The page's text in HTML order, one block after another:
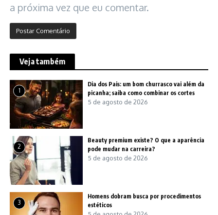
a próxima vez que eu comentar.
Veja também
1
Dia dos Pais: um bom churrasco vai além da
picanha; saiba como combinar os cortes
5 de agosto de 2026
2
Beauty premium existe? O que a aparência
pode mudar na carreira?
5 de agosto de 2026
3
Homens dobram busca por procedimentos
estéticos